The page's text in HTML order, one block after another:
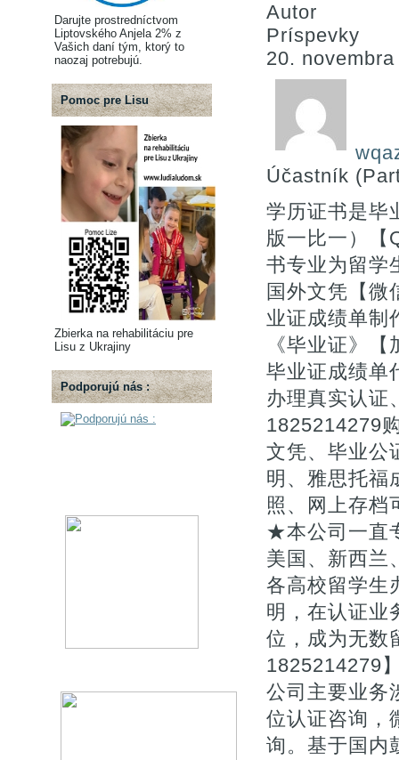
Darujte prostredníctvom
Liptovského Anjela 2% z
Vašich daní tým, ktorý to
naozaj potrebujú.
Pomoc pre Lisu
Zbierka na rehabilitáciu pre
Lisu z Ukrajiny
Podporujú nás :
Autor
Príspevky
20.
Účastník
学历证书是毕
版一比一）【
书专业为留学
国外文凭【微
业证成绩单制
《毕业证》
毕业证成绩单
办理真实认证
1825214279
文凭、毕业公
明、雅思托福
照、网上存档
★本公司一直
美国、新西兰
各高校留学生
明，在认证业
位，成为无数
1825214279
公司主要业务
位认证咨询，
询。基于国内